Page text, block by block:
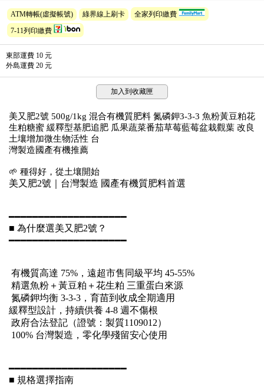
ATM轉帳(虛擬帳號) 綠界線上刷卡
全家列印繳費
7-11列印繳費
東部運費 10 元
外島運費 20 元
加入到收藏匣
美又肥2號 500g/1kg 混合有機質肥料 氮磷鉀3-3-3 魚粉黃豆粕花
生粕糖蜜 緩釋型基肥追肥 瓜果蔬菜番茄草莓藍莓盆栽觀葉 改良
土壤增加微生物活性 台
灣製造國產有機推薦
🌱 種得好，從土壤開始
美又肥2號｜台灣製造 國產有機質肥料首選
━━━━━━━━━━━━━━━━━━━━
■ 為什麼選美又肥2號？
━━━━━━━━━━━━━━━━━━━━
有機質高達 75%，遠超市售同級平均 45-55%
精選魚粉＋黃豆粕＋花生粕 三重蛋白來源
氮磷鉀均衡 3-3-3，育苗到收成全期適用
緩釋型設計，持續供養 4-8 週不傷根
政府合法登記（證號：製質1109012）
100% 台灣製造，零化學殘留安心使用
━━━━━━━━━━━━━━━━━━━━
■ 規格選擇指南